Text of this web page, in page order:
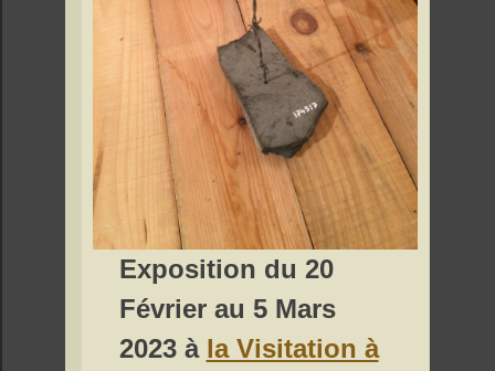
Exposition du 20
Février au 5 Mars
2023 à la Visitation à